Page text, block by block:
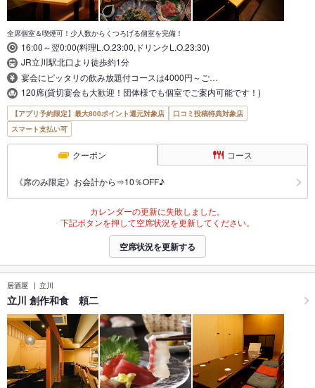
全席個室＆喫煙可！少人数からくつろげる個室を完備！
16:00～翌0:00(料理L.O.23:00,ドリンクL.O.23:30)
JR立川駅北口より徒歩約1分
宴会にピッタリの飲み放題付コースは4000円～ご…
120席(貸切宴会も大歓迎！団体様でも個室でご案内可能です！)
【アプリ予約限定】最大800ポイント還元対象店
口コミ投稿特典対象店
スマート支払い可
クーポン コース
《席のみ限定》お会計から⇒10％OFF♪
カレンダーの更新に失敗しました。
下記ボタンを押して空席状況を更新してください。
空席状況を更新する
居酒屋 立川
立川 創作和食 頼二